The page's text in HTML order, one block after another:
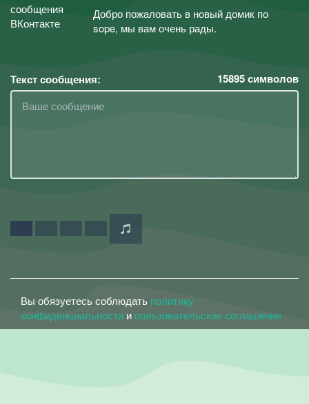
Добро пожаловать в новый домик по
sope, мы вам очень рады.
Текст сообщения: 15895символов
Вы обязуетесь соблюдать политику
конфиденциальности и пользовательское соглашение